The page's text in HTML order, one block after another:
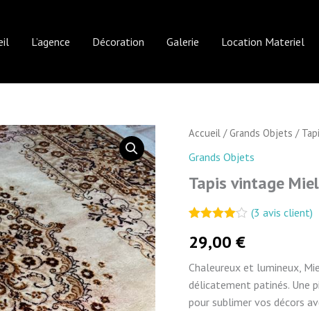
L’agence Décoration Galerie Location Materiel
Accueil /Grands Objets /
Grands Objets
Tapis vintage
sur 5
basé
sur
notations
client
(3 avis client)
29,00 €
Chaleureux et lumineux,
délicatement patinés. Une
pour sublimer vos décors